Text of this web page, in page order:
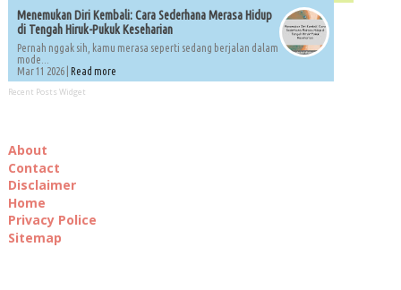
Menemukan Diri Kembali: Cara Sederhana Merasa Hidup
di Tengah Hiruk-Pukuk Keseharian
Pernah nggak sih, kamu merasa seperti sedang berjalan dalam
mode...
Mar 11 2026 | Read more
Recent Posts Widget
About
Contact
Disclaimer
Home
Privacy Police
Sitemap